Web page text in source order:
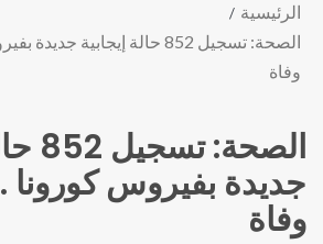
الرئيسية
وفاة
وفاة